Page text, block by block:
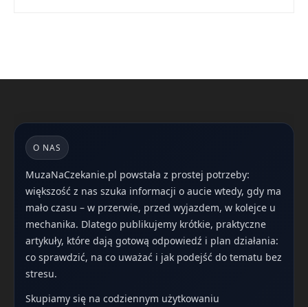
O NAS
MuzaNaCzekanie.pl powstała z prostej potrzeby:
większość z nas szuka informacji o aucie wtedy, gdy ma
mało czasu – w przerwie, przed wyjazdem, w kolejce u
mechanika. Dlatego publikujemy krótkie, praktyczne
artykuły, które dają gotową odpowiedź i plan działania:
co sprawdzić, na co uważać i jak podejść do tematu bez
stresu.
Skupiamy się na codziennym użytkowaniu